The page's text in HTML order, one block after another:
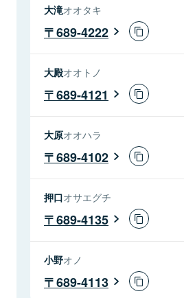
大滝オオタキ
689-4222
大殿オオトノ
689-4121
大原オオハラ
689-4102
押口オサエグチ
689-4135
小野オノ
689-4113